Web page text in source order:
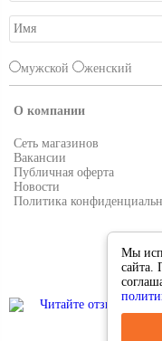
мужской женский
О компании
Сеть магазинов
Вакансии
Публичная оферта
Новости
Политика
Мы
сайта.